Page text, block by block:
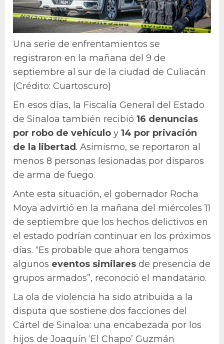
Una serie de enfrentamientos se
registraron en la mañana del 9 de
septiembre al sur de la ciudad de Culiacán
(Crédito: Cuartoscuro)
En esos días, la Fiscalía General del Estado
de Sinaloa también recibió 16 denuncias
por robo de vehículo y 14 por privación
de la libertad. Asimismo, se reportaron al
menos 8 personas lesionadas por disparos
de arma de fuego.
Ante esta situación, el gobernador Rocha
Moya advirtió en la mañana del miércoles 11
de septiembre que los hechos delictivos en
el estado podrían continuar en los próximos
días. “Es probable que ahora tengamos
algunos eventos similares de presencia de
grupos armados”, reconoció el mandatario.
La ola de violencia ha sido atribuida a la
disputa que sostiene dos facciones del
Cártel de Sinaloa: una encabezada por los
hijos de Joaquín ‘El Chapo’ Guzmán